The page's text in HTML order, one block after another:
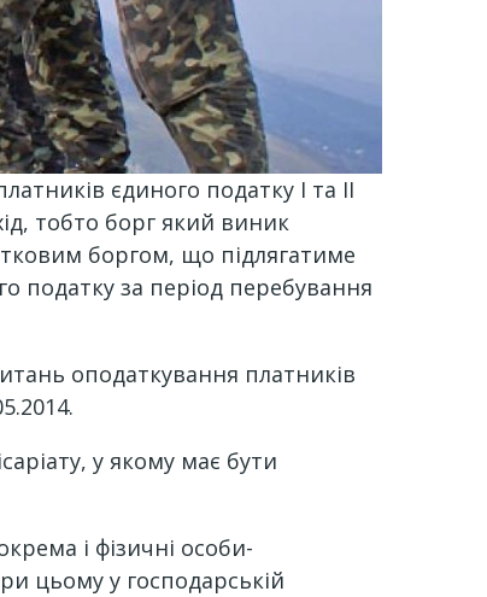
єдиного податку I та II
тобто борг який виник
боргом, що підлягатиме
податку за період перебування
оподаткування платників
у якому має бути
і фізичні особи-
цьому у господарській